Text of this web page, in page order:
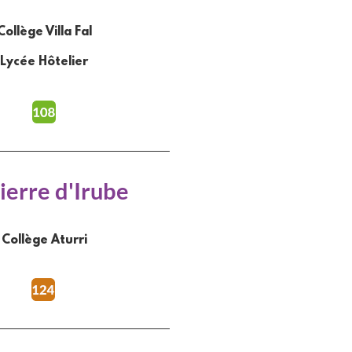
Villa Fal
Lycée Hôtelier
d'Irube
Collège Aturri